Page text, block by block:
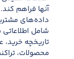
آنها فراهم کند.
داده‌های
شامل اطلاعاتی
تاریخچه خرید،
محصولات،